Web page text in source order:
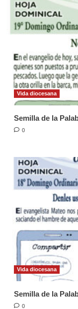
Vida diocesana
Semilla de la
0
Vida diocesana
Semilla de la
0